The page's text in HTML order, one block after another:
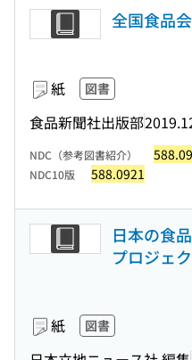
全国食品
紙 図書
食品新聞社出版部
NDC（参考図書紹介）
NDC10版 588.0921
日本の食
プロジェ
紙 図書